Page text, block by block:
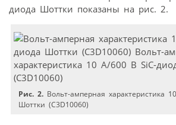
диода Шоттки показаны на рис. 2.
Рис. 2. Вольт-амперная характеристика
Шоттки (C3D10060)